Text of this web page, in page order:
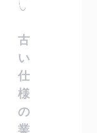
長できる会社で
古
い
仕
様
の
業